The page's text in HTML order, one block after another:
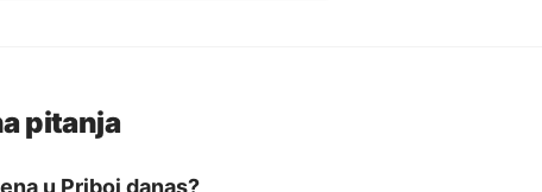
pitanja
u Priboj danas?